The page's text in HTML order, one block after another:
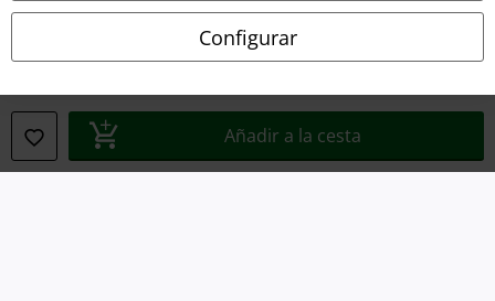
Configurar
Añadir a la cesta
Declaración de Conformidad
Información sobre accesibilidad
Configuración Cookies
Cancelar pedido